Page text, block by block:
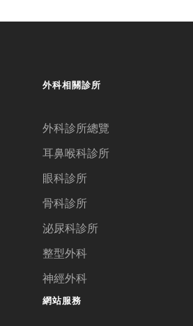
外科相關診所
外科診所總覽
耳鼻喉科診所
眼科診所
骨科診所
泌尿科診所
整型外科
神經外科
網站服務